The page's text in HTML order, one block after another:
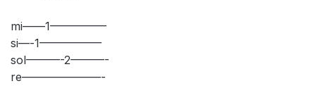
mi——1—————
si—-1—————–
sol———-2———-
re———————-